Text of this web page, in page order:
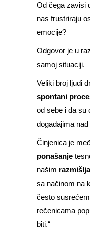
Od čega zavisi
nas frustriraju
emocije?
Odgovor je u
samoj situaciji.
Veliki broj ljudi
spontani
od sebe i da su
događajima
Činjenica je
ponašanje
našim
sa načinom na
često
rečenicama
biti.“